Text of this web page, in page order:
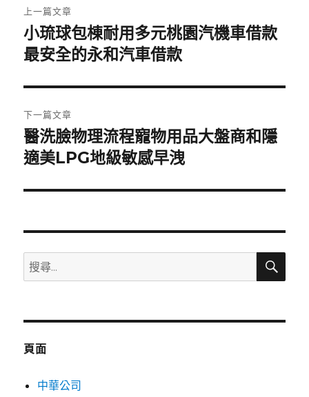
章
導
覽
上一篇文章
上
一
文
章:
小琉球包棟耐用多元桃園汽機車借款
最安全的永和汽車借款
下一篇文章
下
一
文
醫洗臉物理流程寵物用品大盤商和隱
適美LPG地級敏感早洩
搜
尋
鍵
搜
頁面
中華公司